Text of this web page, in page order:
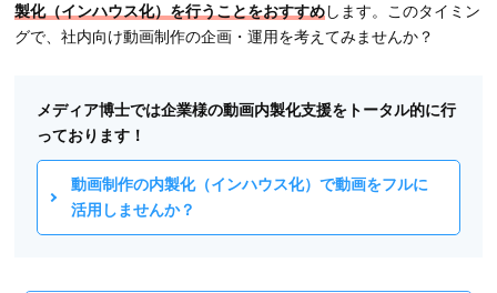
製化（インハウス化）を行うことをおすすめします。このタイミン
グで、社内向け動画制作の企画・運用を考えてみませんか？
メディア博士では企業様の動画内製化支援をトータル的に行
っております！
動画制作の内製化（インハウス化）で動画をフルに
活用しませんか？